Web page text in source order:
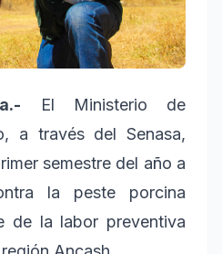
El Ministerio de
a través del Senasa,
semestre del año a
la peste porcina
de la labor preventiva